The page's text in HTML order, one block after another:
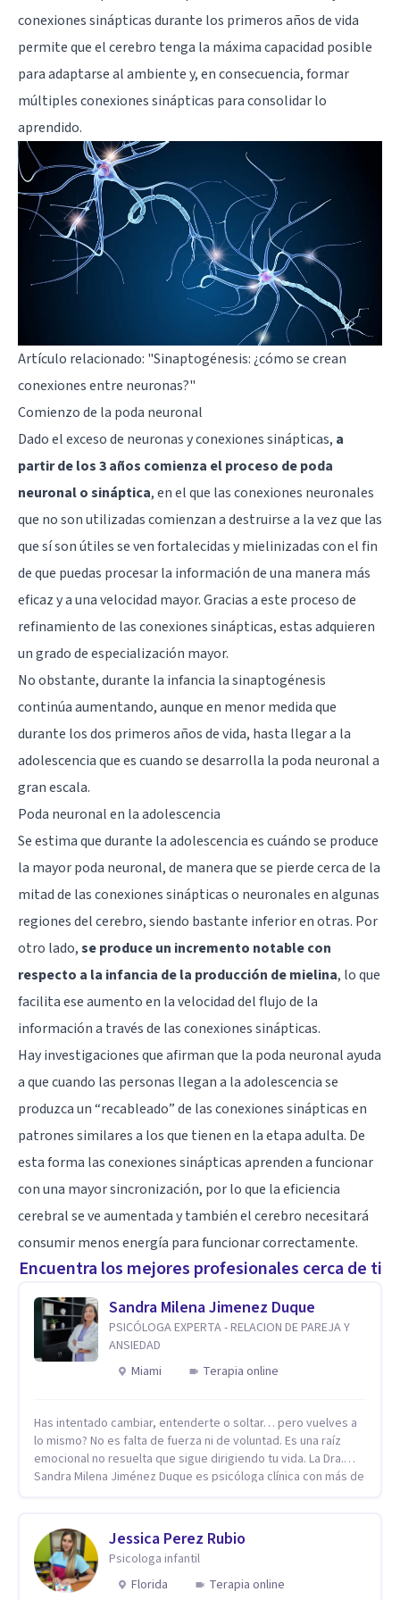
conexiones sinápticas durante los primeros años de vida
permite que el cerebro tenga la máxima capacidad posible
para adaptarse al ambiente y, en consecuencia, formar
múltiples conexiones sinápticas para consolidar lo
aprendido.
Artículo relacionado: "Sinaptogénesis: ¿cómo se crean
conexiones entre neuronas?"
Comienzo de la poda neuronal
Dado el exceso de neuronas y conexiones sinápticas, a
partir de los 3 años comienza el proceso de poda
neuronal o sináptica, en el que las conexiones neuronales
que no son utilizadas comienzan a destruirse a la vez que las
que sí son útiles se ven fortalecidas y mielinizadas con el fin
de que puedas procesar la información de una manera más
eficaz y a una velocidad mayor. Gracias a este proceso de
refinamiento de las conexiones sinápticas, estas adquieren
un grado de especialización mayor.
No obstante, durante la infancia la sinaptogénesis
continúa aumentando, aunque en menor medida que
durante los dos primeros años de vida, hasta llegar a la
adolescencia que es cuando se desarrolla la poda neuronal a
gran escala.
Poda neuronal en la adolescencia
Se estima que durante la adolescencia es cuándo se produce
la mayor poda neuronal, de manera que se pierde cerca de la
mitad de las conexiones sinápticas o neuronales en algunas
regiones del cerebro, siendo bastante inferior en otras. Por
otro lado,se produce un incremento notable con
respecto a la infancia de la producción de mielina, lo que
facilita ese aumento en la velocidad del flujo de la
información a través de las conexiones sinápticas.
Hay investigaciones que afirman que la poda neuronal ayuda
a que cuando las personas llegan a la adolescencia se
produzca un “recableado” de las conexiones sinápticas en
patrones similares a los que tienen en la etapa adulta. De
esta forma las conexiones sinápticas aprenden a funcionar
con una mayor sincronización, por lo que la eficiencia
cerebral se ve aumentada y también el cerebro necesitará
consumir menos energía para funcionar correctamente.
Encuentra los mejores profesionales cerca de ti
Sandra Milena Jimenez Duque
PSICÓLOGA EXPERTA - RELACION DE PAREJA Y
ANSIEDAD
Miami
Terapia online
Has intentado cambiar, entenderte o soltar… pero vuelves a
lo mismo? No es falta de fuerza ni de voluntad. Es una raíz
emocional no resuelta que sigue dirigiendo tu vida. La Dra.
Sandra Milena Jiménez Duque es psicóloga clínica con más de
ansiedad, la baja autoestima, la dependencia emocional y los
conflictos de pareja. Ha trabajado con pacientes en
diferentes países, acompañando procesos complejos. Su
enfoque terapéutico se diferencia por una premisa clara: no
Jessica Perez Rubio
Psicologa infantil
Florida
Terapia online